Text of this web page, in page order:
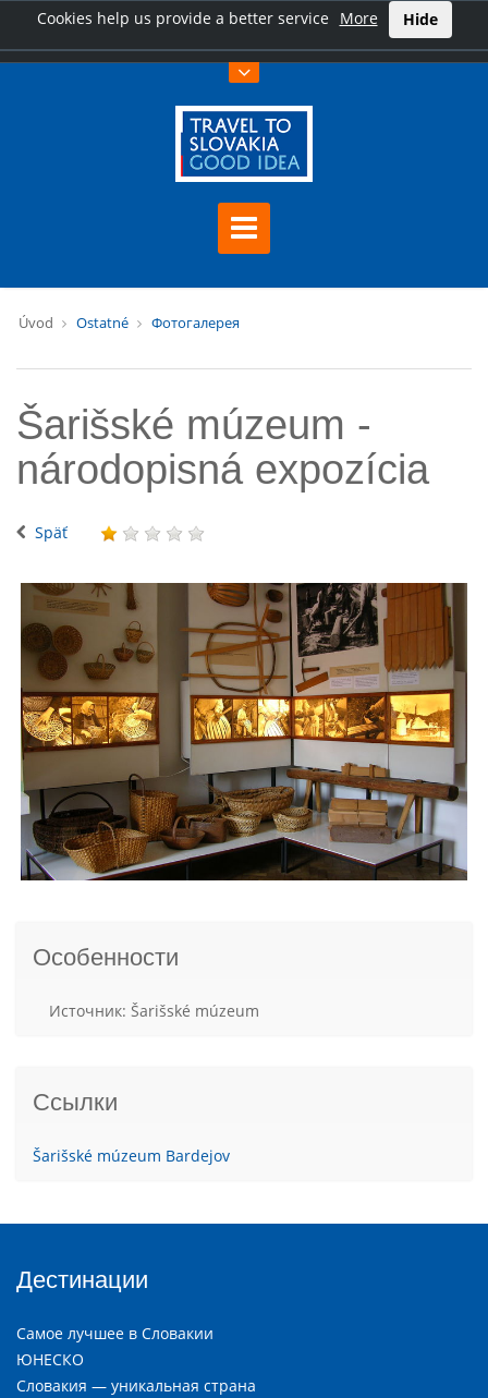
Cookies help us provide a better service More Hide
Úvod Ostatné Фотогалерея
Šarišské múzeum -
národopisná expozícia
Späť
Особенности
Источник: Šarišské múzeum
Ссылки
Šarišské múzeum Bardejov
Дестинации
Самое лучшее в Словакии
ЮНЕСКО
Словакия — уникальная страна